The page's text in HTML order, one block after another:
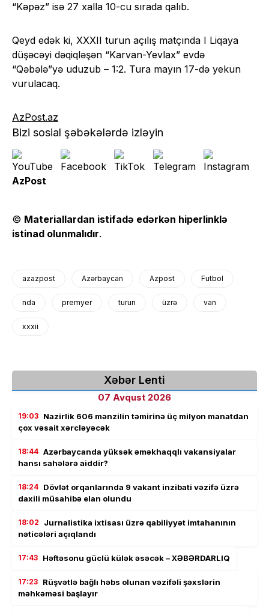
“Kəpəz” isə 27 xalla 10-cu sırada qalıb.
Qeyd edək ki, XXXII turun açılış matçında I Liqaya
düşəcəyi dəqiqləşən “Karvan-Yevlax” evdə
“Qəbələ”yə uduzub – 1:2. Tura mayın 17-də yekun
vurulacaq.
AzPost.az
Bizi sosial şəbəkələrdə izləyin
AzPost
© Materiallardan istifadə edərkən hiperlinklə
istinad olunmalıdır.
azazpost Azərbaycan Azpost Futbol
nda premyer turun üzrə van
xxxii
Xəbər Lenti
07 Avqust 2026
19:03 Nazirlik 606 mənzilin təmirinə üç milyon manatdan
çox vəsait xərcləyəcək
18:44 Azərbaycanda yüksək əməkhaqqlı vakansiyalar
hansı sahələrə aiddir?
18:24 Dövlət orqanlarında 9 vakant inzibati vəzifə üzrə
daxili müsahibə elan olundu
18:02
Jurnalistika ixtisası üzrə qabiliyyət imtahanının
nəticələri açıqlandı
17:43 Həftəsonu güclü külək əsəcək – XƏBƏRDARLIQ
17:23 Rüşvətlə bağlı həbs olunan vəzifəli şəxslərin
məhkəməsi başlayır